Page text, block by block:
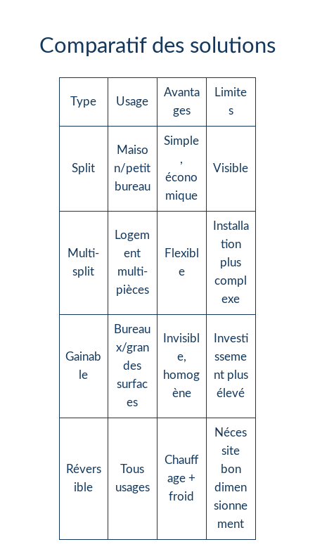
Comparatif des solutions
Type Usage
Avanta
ges
Limite
s
Split
Maiso
n/petit
bureau
Simple
,
écono
mique
Visible
Multi-
split
Logem
ent
multi-
pièces
Flexibl
e
Installa
tion
plus
compl
exe
Gainab
le
Bureau
x/gran
des
surfac
es
Invisibl
e,
homog
ène
Investi
sseme
nt plus
élevé
Révers
ible
Tous
usages
Chauff
age +
froid
Néces
site
bon
dimen
sionne
ment